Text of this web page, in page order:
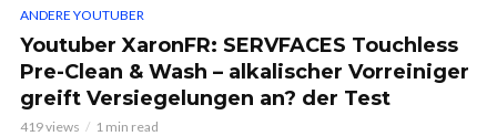
ANDERE YOUTUBER
Youtuber XaronFR: SERVFACES Touchless
Pre-Clean & Wash – alkalischer Vorreiniger
greift Versiegelungen an? der Test
419 views 1 min read